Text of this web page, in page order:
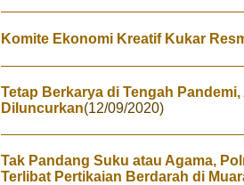
Komite Ekonomi Kreatif Kukar
Tetap Berkarya di Tengah
Diluncurkan(12/09/2020)
Tak Pandang Suku atau Agama,
Terlibat Pertikaian Berdarah di